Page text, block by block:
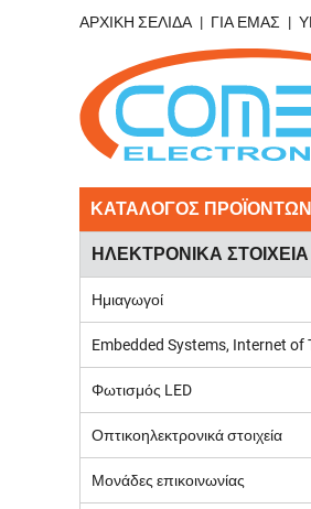
ΑΡΧΙΚΗ ΣΕΛΙΔΑ ΓΙΑ ΕΜΑΣ
ΚΑΤΑΛΟΓΟΣ ΠΡΟΪΟΝΤΩΝ
ΗΛΕΚΤΡΟΝΙΚΑ ΣΤΟΙΧΕΙΑ
Ημιαγωγοί
Embedded Systems, Internet of
Φωτισμός LED
Οπτικοηλεκτρονικά στοιχεία
Μονάδες επικοινωνίας